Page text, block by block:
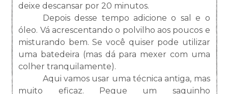
deixe descansar por 20 minutos.
Depois desse tempo adicione o sal e o
óleo. Vá acrescentando o polvilho aos poucos e
misturando bem. Se você quiser pode utilizar
uma batedeira (mas dá para mexer com uma
colher tranquilamente).
Aqui vamos usar uma técnica antiga, mas
muito eficaz. Pegue um saquinho